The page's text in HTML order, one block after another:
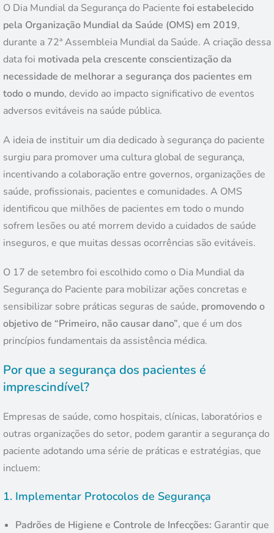
O Dia Mundial da Segurança do Paciente foi estabelecido
pela Organização Mundial da Saúde (OMS) em 2019,
durante a 72ª Assembleia Mundial da Saúde. A criação dessa
data foi motivada pela crescente conscientização da
necessidade de melhorar a segurança dos pacientes em
todo o mundo, devido ao impacto significativo de eventos
adversos evitáveis na saúde pública.
A ideia de instituir um dia dedicado à segurança do paciente
surgiu para promover uma cultura global de segurança,
incentivando a colaboração entre governos, organizações de
saúde, profissionais, pacientes e comunidades. A OMS
identificou que milhões de pacientes em todo o mundo
sofrem lesões ou até morrem devido a cuidados de saúde
inseguros, e que muitas dessas ocorrências são evitáveis.
O 17 de setembro foi escolhido como o Dia Mundial da
Segurança do Paciente para mobilizar ações concretas e
sensibilizar sobre práticas seguras de saúde, promovendo o
objetivo de “Primeiro, não causar dano”, que é um dos
princípios fundamentais da assistência médica.
Por que a segurança dos pacientes é
imprescindível?
Empresas de saúde, como hospitais, clínicas, laboratórios e
outras organizações do setor, podem garantir a segurança do
paciente adotando uma série de práticas e estratégias, que
incluem:
1. Implementar Protocolos de Segurança
Padrões de Higiene e Controle de Infecções: Garantir que